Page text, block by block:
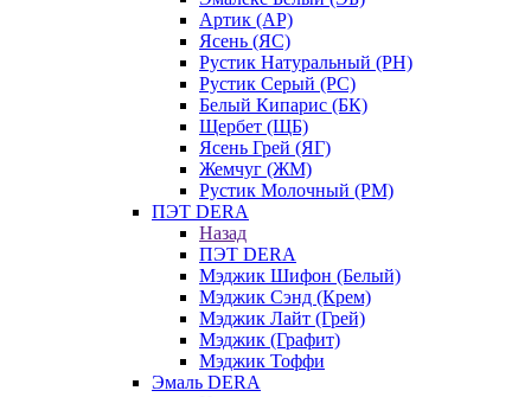
Артик (АР)
Ясень (ЯС)
Рустик Натуральный (РН)
Рустик Серый (РС)
Белый Кипарис (БК)
Щербет (ЩБ)
Ясень Грей (ЯГ)
Жемчуг (ЖМ)
Рустик Молочный (РМ)
ПЭТ DERA
Назад
ПЭТ DERA
Мэджик Шифон (Белый)
Мэджик Сэнд (Крем)
Мэджик Лайт (Грей)
Мэджик (Графит)
Мэджик Тоффи
Эмаль DERA